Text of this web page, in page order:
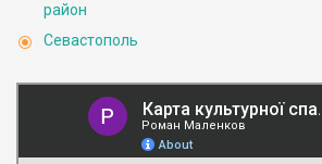
район
Севастополь